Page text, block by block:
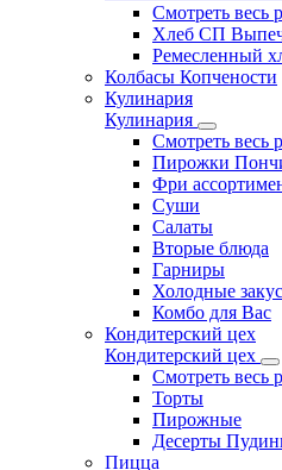
Смотреть весь
Хлеб СП
Ремесленный
Колбасы Копчености
Кулинария
Кулинария
Смотреть весь
Пирожки
Фри
Суши
Салаты
Вторые блюда
Гарниры
Холодные
Комбо для Вас
Кондитерский цех
Кондитерский цех
Смотреть весь
Торты
Пирожные
Десерты
Пицца